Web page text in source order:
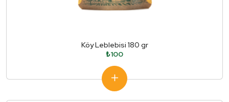
Köy Leblebisi 180 gr
₺100